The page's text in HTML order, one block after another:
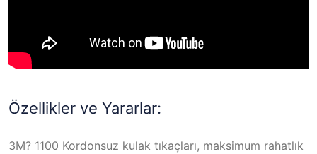
Özellikler ve Yararlar:
3M? 1100 Kordonsuz kulak tıkaçları, maksimum rahatlık